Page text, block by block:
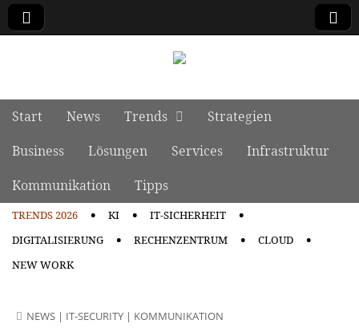
Main menu
Skip to content
Start News Trends
Strategien
Business
Lösungen Services
Infrastruktur
Kommunikation
Tipps
TRENDS 2026 KI
IT-SICHERHEIT
DIGITALISIERUNG
RECHENZENTRUM
CLOUD
NEW WORK
NEWS | IT-SECURITY | KOMMUNIKATION